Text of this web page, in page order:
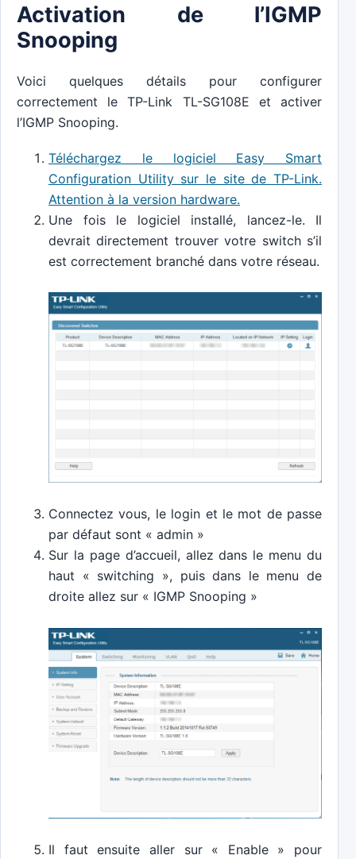
Activation de l’IGMP
Snooping
Voici quelques détails pour configurer
correctement le TP-Link TL-SG108E et activer
l’IGMP Snooping.
Téléchargez le logiciel Easy Smart
Configuration Utility sur le site de TP-Link.
Attention à la version hardware.
Une fois le logiciel installé, lancez-le. Il
devrait directement trouver votre switch s’il
est correctement branché dans votre réseau.
Connectez vous, le login et le mot de passe
par défaut sont « admin »
Sur la page d’accueil, allez dans le menu du
haut « switching », puis dans le menu de
droite allez sur « IGMP Snooping »
Il faut ensuite aller sur « Enable » pour